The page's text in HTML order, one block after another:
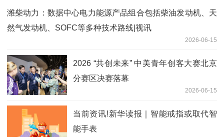
潍柴动力：数据中心电力能源产品组合包括柴油发动机、天
然气发动机、SOFC等多种技术路线|视讯
2026-06-15
2026 “共创未来” 中美青年创客大赛北京
分赛区决赛落幕
2026-06-15
当前资讯!新华读报｜智能戒指或取代智
能手表